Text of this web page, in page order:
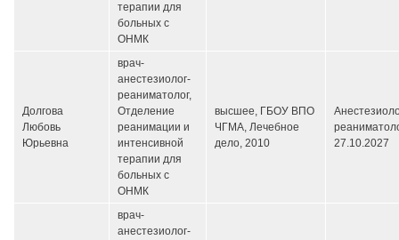
терапии для
больных с
ОНМК
Долгова
Любовь
Юрьевна
врач-
анестезиолог-
реаниматолог,
Отделение
реанимации и
интенсивной
терапии для
больных с
ОНМК
высшее, ГБОУ ВПО
ЧГМА, Лечебное
дело, 2010
27.10.2027
врач-
анестезиолог-